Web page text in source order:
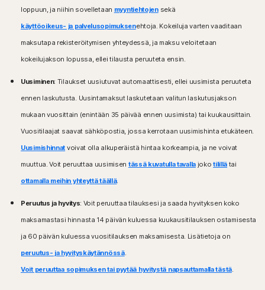
Microsoft Windows 11/10 (kaikki versiot paitsi Windows
11/10 in S mode),
Microsoft Windows 8/8.1 (kaikki versiot),
vähintään Service Pack 1 (SP 1).
Mac®-käyttöjärjestelmät
Mac-laitteet, joissa on Apple® macOS-
käyttöjärjestelmän uusin versio ja kaksi sitä edeltävää
Android™-käyttöjärjestelmät
Android-laitteet, joissa on versio 10.0 tai sitä uudempi.
Google TV, jossa on versio Android TV OS 10.0 tai sitä
uudempi.
iOS-käyttöjärjestelmät
iPhone- tai iPad-laitteet, joissa on Apple® iOS -
käyttöjärjestelmän uusin versio ja kaksi sitä edeltävää
Apple TV -laitteet, joissa on Apple® tvOS -
Snapdragon/ARM-siruja käyttävissä laitteissa Lapsilukko ei
ole käytettävissä.
Windows™-käyttöjärjestelmät
Microsoft Windows 11 -yhteensopiva
Microsoft Windows 8/8.1 (kaikki versiot). Kaikki
suojaustoiminnot eivät ole saatavilla Windows 8:n
Microsoft Windows 7 (kaikki versiot), jossa on Service
Pack 1 (SP 1) tai uudempi sekä SHA2-tuki
MacOS 10.13 tai uudempi.
Seuraavia ominaisuuksia ei tueta: Nortonin
SafeCam.
-sovellus on asennettu. Ei monikäyttäjätukea.
ColorOS 7.1 tai uudempi. Edellyttää, että Google Play -
loppuun, ja niihin sovelletaan myyntiehtojensekä
käyttöoikeus- ja palvelusopimuksenehtoja. Kokeiluja varten vaaditaan
maksutapa rekisteröitymisen yhteydessä, ja maksu veloitetaan
kokeilujakson lopussa, ellei tilausta peruuteta ensin.
Uusiminen: Tilaukset uusiutuvat automaattisesti, ellei uusimista peruuteta
ennen laskutusta. Uusintamaksut laskutetaan valitun laskutusjakson
mukaan vuosittain (enintään 35 päivää ennen uusimista) tai kuukausittain.
Vuositilaajat saavat sähköpostia, jossa kerrotaan uusimishinta etukäteen.
Uusimishinnat voivat olla alkuperäistä hintaa korkeampia, ja ne voivat
muuttua. Voit peruuttaa uusimisen tässä kuvatulla tavallajokotilillä tai
ottamalla meihin yhteyttä täällä.
Peruutus ja hyvitys: Voit peruuttaa tilauksesi ja saada hyvityksen koko
maksamastasi hinnasta 14 päivän kuluessa kuukausitilauksen ostamisesta
ja 60 päivän kuluessa vuositilauksen maksamisesta. Lisätietoja on
peruutus- ja hyvityskäytännössä.
Voit peruuttaa sopimuksen tai pyytää hyvitystä napsauttamalla tästä.